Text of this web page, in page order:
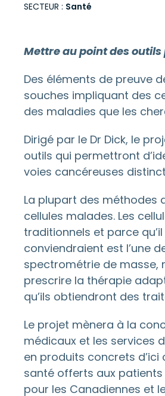
SECTEUR : Santé
Mettre au point des
Des éléments de preuve
souches impliquant des
des maladies que les
Dirigé par le Dr Dick, le
outils qui permettront
voies cancéreuses
La plupart des méthodes
cellules malades. Les
traditionnels et parce
conviendraient est l’une
spectrométrie de masse,
prescrire la thérapie
qu’ils obtiendront des
Le projet mènera à la
médicaux et les services
en produits concrets
santé offerts aux
pour les Canadiennes et